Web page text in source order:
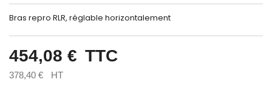
Bras repro RLR, réglable horizontalement
454,08 € TTC
378,40 € HT